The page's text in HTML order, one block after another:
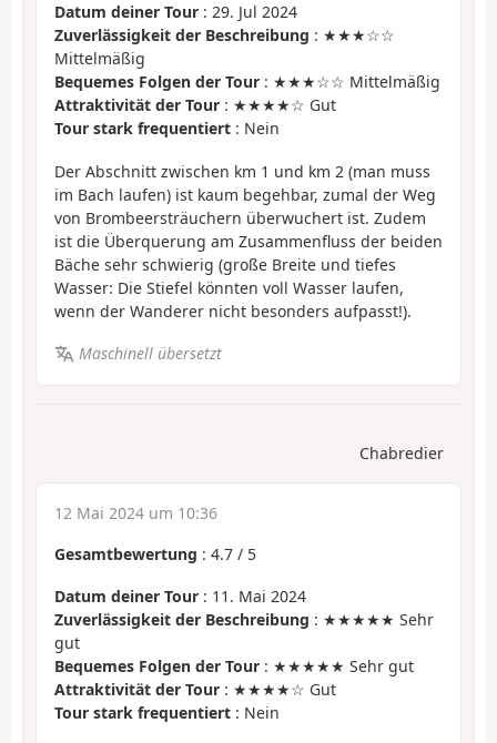
Datum deiner Tour : 29. Jul 2024
Zuverlässigkeit der Beschreibung : ★★★☆☆
Mittelmäßig
Bequemes Folgen der Tour : ★★★☆☆ Mittelmäßig
Attraktivität der Tour : ★★★★☆ Gut
Tour stark frequentiert : Nein
Der Abschnitt zwischen km 1 und km 2 (man muss
im Bach laufen) ist kaum begehbar, zumal der Weg
von Brombeersträuchern überwuchert ist. Zudem
ist die Überquerung am Zusammenfluss der beiden
Bäche sehr schwierig (große Breite und tiefes
Wasser: Die Stiefel könnten voll Wasser laufen,
wenn der Wanderer nicht besonders aufpasst!).
Maschinell übersetzt
Chabredier
12 Mai 2024 um 10:36
Gesamtbewertung : 4.7 / 5
Datum deiner Tour : 11. Mai 2024
Zuverlässigkeit der Beschreibung : ★★★★★ Sehr
gut
Bequemes Folgen der Tour : ★★★★★ Sehr gut
Attraktivität der Tour : ★★★★☆ Gut
Tour stark frequentiert : Nein